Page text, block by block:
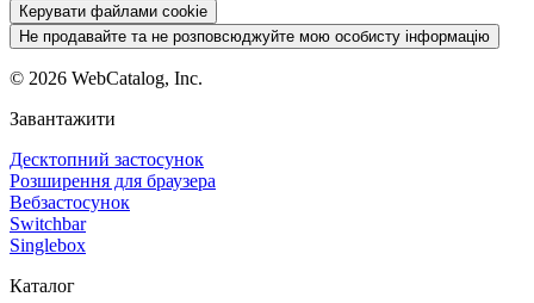
Керувати файлами cookie
Не продавайте та не розповсюджуйте мою особисту інформацію
© 2026 WebCatalog, Inc.
Завантажити
Десктопний застосунок
Розширення для браузера
Вебзастосунок
Switchbar
Singlebox
Каталог